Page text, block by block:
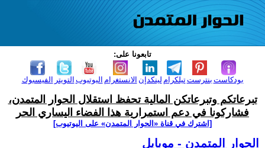
تابعونا على:
الفيسبوك التويتر اليوتيوب الانستغرام لينكدإن تيلكرامبنترست بودكاست
تبرعاتكم وتبرعاتكن المالية تحفظ استقلال الحوار المتمدن،
فشاركونا في دعم استمرارية هذا الفضاء اليساري الحر
[اشترك في قناة ‫«الحوار المتمدن» على اليوتيوب]
الحوار المتمدن - موبايل